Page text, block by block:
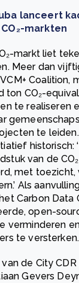
lanceert
markten
markt liet
Meer dan
Coalition,
ton CO₂-
te realiseren
te
historisch:
van de
met toezicht,
Als
Carbon Data
open-
verminderen
te versterken.
de City
Gevers